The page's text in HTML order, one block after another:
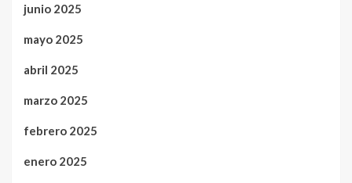
junio 2025
mayo 2025
abril 2025
marzo 2025
febrero 2025
enero 2025